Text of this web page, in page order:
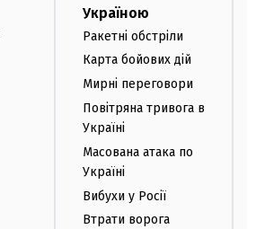
Україною
Ракетні обстріли
Карта бойових дій
Мирні переговори
Повітряна тривога в
Україні
Масована атака по
Україні
Вибухи у Росії
Втрати ворога